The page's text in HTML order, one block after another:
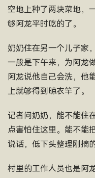
空地上种了两块菜地，
够阿龙平时吃的了。
奶奶住在另一个儿子家
一般是下午来，为阿龙
阿龙说他自己会洗，他
上就够得到晾衣竿了。
记者问奶奶，能不能住
点害怕住这里。能不能
说话，低下头整理刚摘
村里的工作人员也是阿